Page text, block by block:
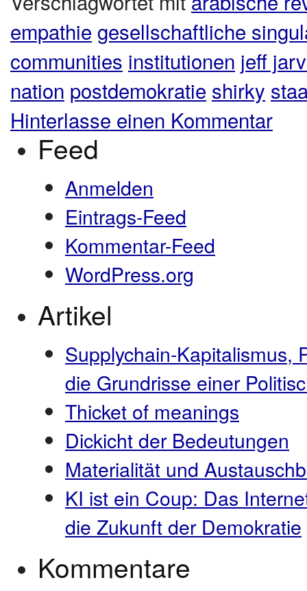
empathie gesellschaftliche
communities institutionen jeff
nation postdemokratie shirky
Hinterlasse einen Kommentar
Feed
Anmelden
Eintrags-Feed
Kommentar-Feed
WordPress.org
Artikel
Supplychain-Kapitalismus,
die Grundrisse einer
Thicket of meanings
Dickicht der Bedeutungen
Materialität und
KI ist ein Coup: Das
die Zukunft der Demokratie
Kommentare